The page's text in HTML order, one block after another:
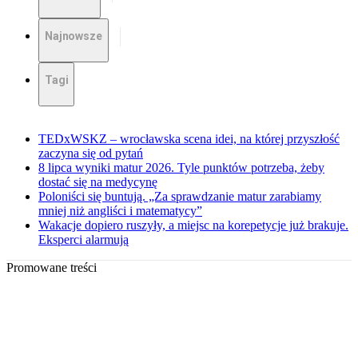
Najnowsze
Tagi
TEDxWSKZ – wrocławska scena idei, na której przyszłość
zaczyna się od pytań
8 lipca wyniki matur 2026. Tyle punktów potrzeba, żeby
dostać się na medycynę
Poloniści się buntują. „Za sprawdzanie matur zarabiamy
mniej niż angliści i matematycy”
Wakacje dopiero ruszyły, a miejsc na korepetycje już brakuje.
Eksperci alarmują
Promowane treści